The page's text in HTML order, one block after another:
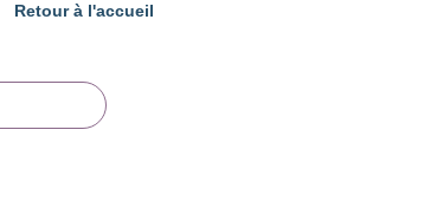
Retour à l'accueil